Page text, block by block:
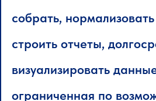
собрать,
строить отчеты,
визуализировать
ограниченная по